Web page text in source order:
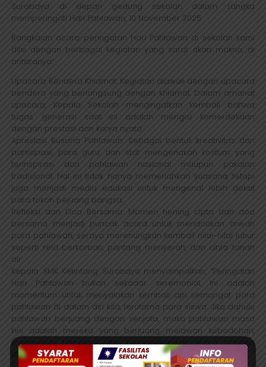
Surabaya di depan gedung sekolah dalam rangka
memperingati Hari Pahlawan, 10 November 2025.
Rangkaian acara peringatan Hari Pahlawan di sekolah kami
diisi dengan berbagai kegiatan yang sarat akan makna, di
antaranya:
Upacara Bendera Khidmat: Kegiatan diawali dengan upacara
bendera yang berlangsung dengan khidmat. Dalam amanat
upacara, Kepala Sekolah mengingatkan kembali bahwa
tugas generasi saat ini adalah mengisi kemerdekaan
dengan prestasi dan karya nyata.
Apresiasi Busana Pahlawan: Sebagai bentuk kreativitas dan
partisipasi, para guru dan staf mengenakan kostum yang
terinspirasi dari pahlawan nasional maupun pakaian
tradisional. Hal ini tidak hanya memeriahkan suasana, tetapi
juga menjadi media edukasi untuk mengenal lebih dekat
para tokoh pejuang bangsa.
Refleksi dan Doa Bersama: Momen hening cipta dan doa
bersama menjadi puncak acara untuk mendoakan arwah
para pahlawan, seraya merenungkan kembali nilai-nilai luhur
seperti rela berkorban, pantang menyerah, dan cinta tanah
air.
Kepala SMK Ketintang Surabaya menyampaikan, “Peringatan
Hari Pahlawan bukan sekadar seremonial. Ini adalah
momentum untuk menyalakan kembali api semangat para
pahlawan di dalam diri kita, terutama para siswa. Jika dahulu
pahlawan berjuang dengan senjata, maka pahlawan masa
kini adalah mereka yang berjuang melawan kebodohan,
menguasai teknologi, dan mengharumkan nama bangsa
dengan keahliannya.”